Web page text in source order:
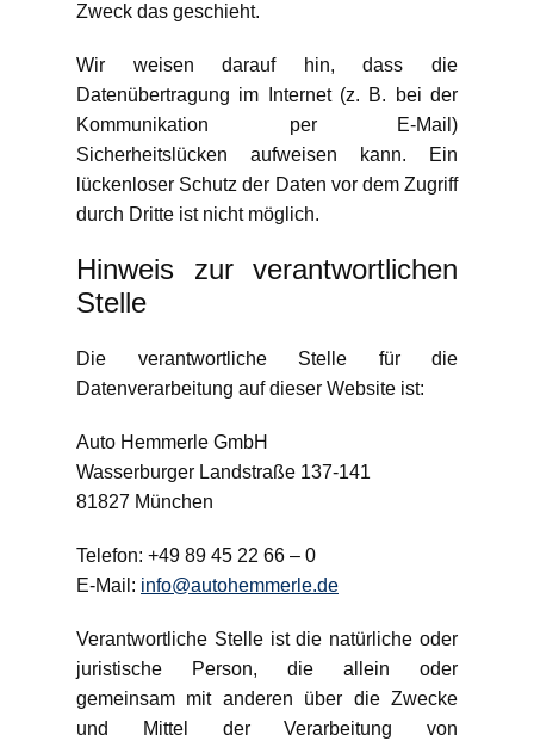
Zweck das geschieht.
Wir weisen darauf hin, dass die
Datenübertragung im Internet (z. B. bei der
Kommunikation per E-Mail)
Sicherheitslücken aufweisen kann. Ein
lückenloser Schutz der Daten vor dem Zugriff
durch Dritte ist nicht möglich.
Hinweis zur verantwortlichen
Stelle
Die verantwortliche Stelle für die
Datenverarbeitung auf dieser Website ist:
Auto Hemmerle GmbH
Wasserburger Landstraße 137-141
81827 München
Telefon: +49 89 45 22 66 – 0
E-Mail: info@autohemmerle.de
Verantwortliche Stelle ist die natürliche oder
juristische Person, die allein oder
gemeinsam mit anderen über die Zwecke
und Mittel der Verarbeitung von